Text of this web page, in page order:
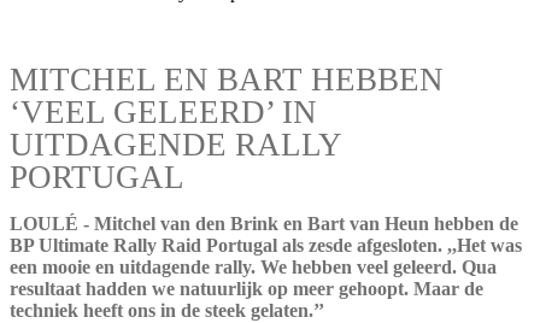
MITCHEL EN BART HEBBEN
‘VEEL GELEERD’ IN
UITDAGENDE RALLY
PORTUGAL
LOULÉ - Mitchel van den Brink en Bart van Heun hebben de
BP Ultimate Rally Raid Portugal als zesde afgesloten. ,,Het was
een mooie en uitdagende rally. We hebben veel geleerd. Qua
resultaat hadden we natuurlijk op meer gehoopt. Maar de
techniek heeft ons in de steek gelaten.’’